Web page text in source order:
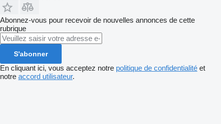
Abonnez-vous pour recevoir de nouvelles annonces de cette
rubrique
S'abonner
En cliquant ici, vous acceptez notre politique de confidentialité et
notre accord utilisateur.